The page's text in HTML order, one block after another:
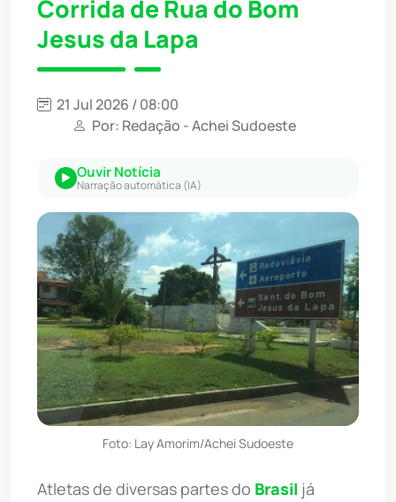
Corrida de Rua do Bom
Jesus da Lapa
21 Jul 2026 / 08:00
Por: Redação - Achei Sudoeste
Ouvir Notícia
Narração automática (IA)
Foto: Lay Amorim/Achei Sudoeste
Atletas de diversas partes do Brasil já